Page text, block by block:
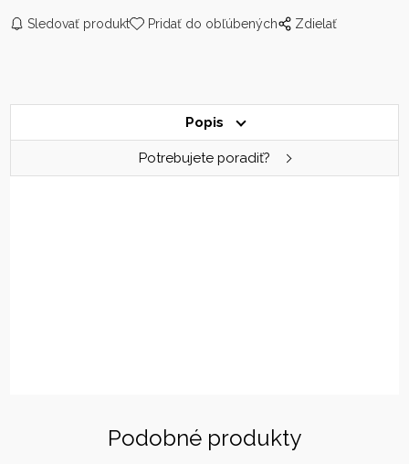
Sledovať produkt Pridať do obľúbených Zdielať
Popis
Potrebujete poradiť?
Podobné produkty